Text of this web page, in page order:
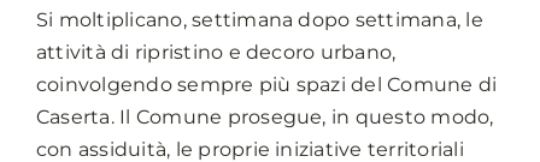
Si moltiplicano, settimana dopo settimana, le
attività di ripristino e decoro urbano,
coinvolgendo sempre più spazi del Comune di
Caserta. Il Comune prosegue, in questo modo,
con assiduità, le proprie iniziative territoriali